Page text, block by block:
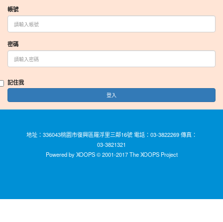
帳號
密碼
記住我
登入
地址：336043桃園市復興區羅浮里三鄰16號 電話：03-3822269 傳真：
03-3821321
Powered by XOOPS © 2001-2017The XOOPS Project